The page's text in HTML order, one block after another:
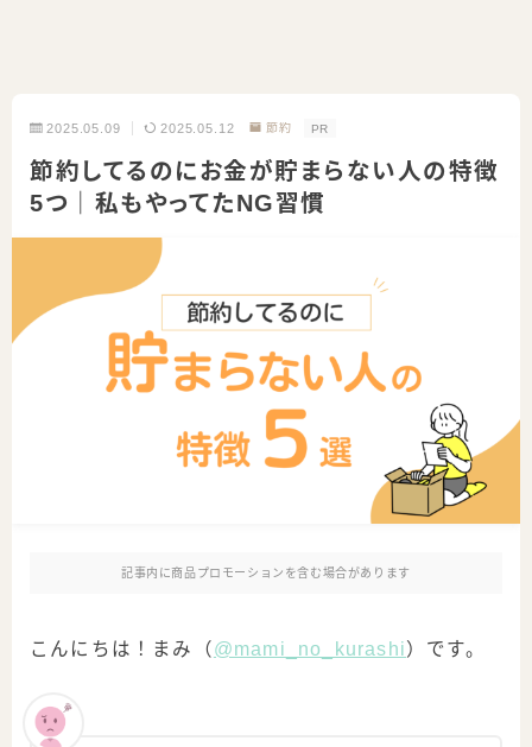
2025.05.09 2025.05.12 節約 PR
節約してるのにお金が貯まらない人の特徴
5つ｜私もやってたNG習慣
記事内に商品プロモーションを含む場合があります
こんにちは！まみ（ @mami_no_kurashi）です。